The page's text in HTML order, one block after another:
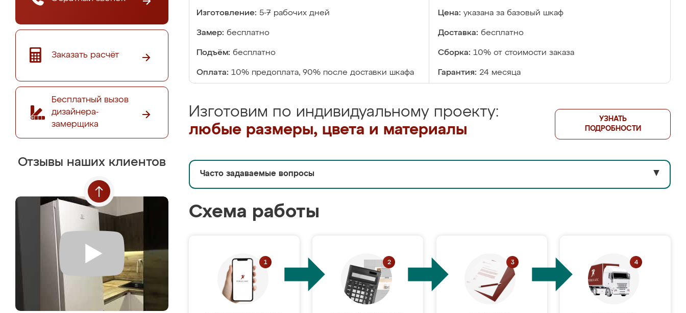
Заказать расчёт
Бесплатный вызов
дизайнера-
замерщика
Отзывы наших клиентов
Изготовление: 5-7 рабочих дней Цена: указана за базовый шкаф
Замер: бесплатно Доставка: бесплатно
Подъём: бесплатно Сборка: 10% от стоимости заказа
Оплата: 10% предоплата, 90% после доставки шкафа Гарантия: 24 месяца
Изготовим по индивидуальному проекту:
любые размеры, цвета и материалы
УЗНАТЬ
ПОДРОБНОСТИ
Часто задаваемые вопросы ▼
Схема работы